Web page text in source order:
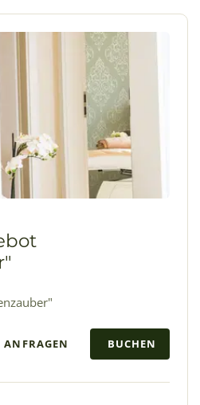
BUCHEN
ANFRAGEN